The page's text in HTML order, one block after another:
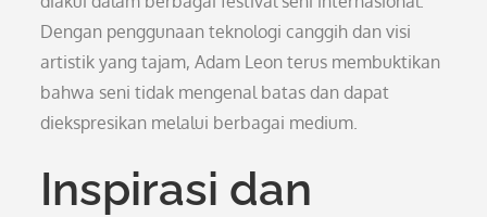
Dengan penggunaan teknologi canggih dan visi
artistik yang tajam, Adam Leon terus membuktikan
bahwa seni tidak mengenal batas dan dapat
diekspresikan melalui berbagai medium.
Inspirasi dan